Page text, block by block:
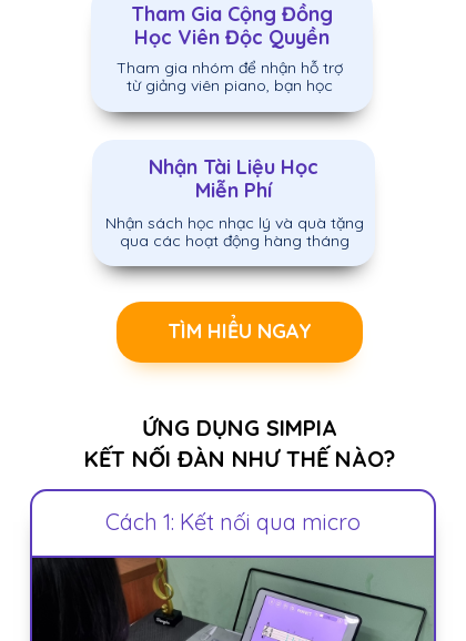
Nhận Tài Liệu Học
Miễn Phí
Nhận sách học nhạc lý và quà tặng
qua các hoạt động hàng tháng
Tham Gia Cộng Đồng
Học Viên Độc Quyền
Tham gia nhóm để nhận hỗ trợ
từ giảng viên piano, bạn học
TÌM HIỂU NGAY
Cách 1: Kết nối qua micro
ỨNG DỤNG SIMPIA
KẾT NỐI ĐÀN NHƯ THẾ NÀO?